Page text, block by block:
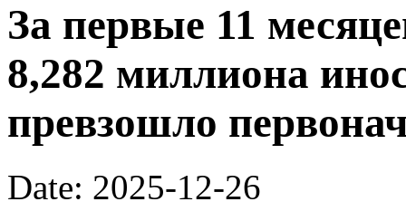
За первые 11
8,282 миллиона
превзошло
Date: 2025-12-26